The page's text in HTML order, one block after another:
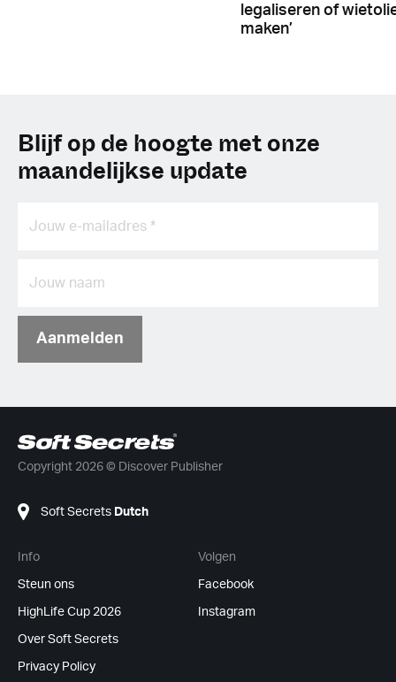
legaliseren of
maken’
Blijf op de hoogte met onze
maandelijkse update
Aanmelden
Copyright 2026 © Discover Publisher
Soft Secrets Dutch
Info
Steun ons
HighLife Cup 2026
Over Soft Secrets
Privacy Policy
Volgen
Facebook
Instagram